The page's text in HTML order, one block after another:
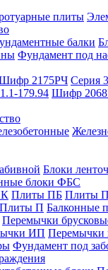
плиты
балки
Фундамент под
2175РЧ Серия
179.94 Шифр
Блоки
блоки ФБС
Плиты ПБ Плиты
Плиты П Балконные
Перемычки
ИП Перемычки
Фундамент под